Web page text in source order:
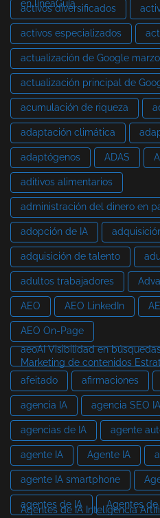
en líneaGuía
activos diversificados
activos especializados
actualización de Google
actualización principal de
acumulación de riqueza
adaptación climática
adaptógenos ADAS
aditivos alimentarios
administración del dinero en
adopción de IA
adquisición de talento
adultos trabajadores
AEO AEO LinkedIn
AEO On-Page
aeoAI Visibilidad en
Marketing de contenidos
afeitado
afirmaciones
agencia IA agencia SEO IA
agencias de IA agente
agente IA Agente IA
agente IA smartphone
agentes de IA Agentes de
Agentes de IA Inteligencia